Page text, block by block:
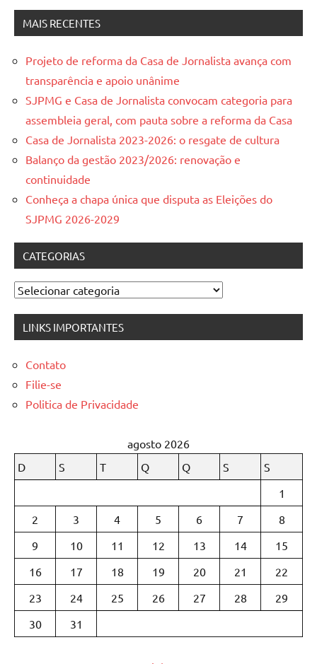
MAIS RECENTES
Projeto de reforma da Casa de Jornalista avança com
transparência e apoio unânime
SJPMG e Casa de Jornalista convocam categoria para
assembleia geral, com pauta sobre a reforma da Casa
Casa de Jornalista 2023-2026: o resgate de cultura
Balanço da gestão 2023/2026: renovação e
continuidade
Conheça a chapa única que disputa as Eleições do
SJPMG 2026-2029
CATEGORIAS
Categorias
LINKS IMPORTANTES
Contato
Filie-se
Politica de Privacidade
agosto 2026
D
S T Q Q S
S
1
2
3 4 5 6 7
8
9
10 11 12 13 14
15
16
17 18 19 20 21
22
23
24 25 26 27 28
29
30
31